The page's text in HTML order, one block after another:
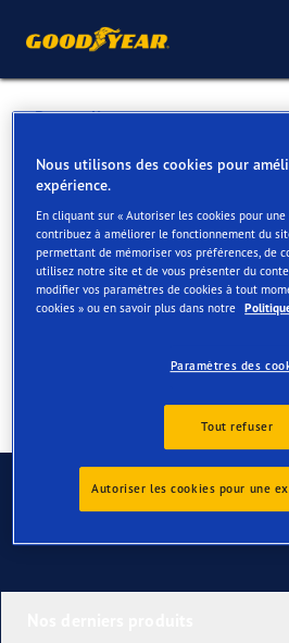
Retour liste
ETS DEVILLERS
Services disponibles en ligne et
Contact Services
Contactez-nous
Nous utilisons des cookies pour
expérience.
En cliquant sur « Autoriser les cookies pour
contribuez à améliorer le fonctionnement du
permettant de mémoriser vos préférences, de
utilisez notre site et de vous présenter du
modifier vos paramètres de cookies à tout
cookies » ou en savoir plus dans notre
Paramètres des
Tout refuser
Autoriser les cookies pour une